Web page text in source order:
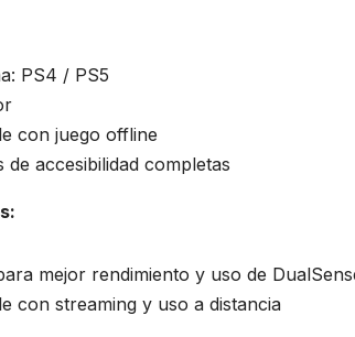
PS4 / PS5
con juego offline
de accesibilidad completas
mejor rendimiento y uso de
con streaming y uso a distancia